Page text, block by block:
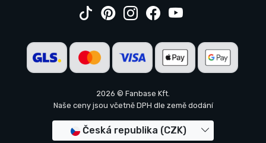
2026 © Fanbase Kft.
Naše ceny jsou včetně DPH dle země dodání
Česká republika (CZK)